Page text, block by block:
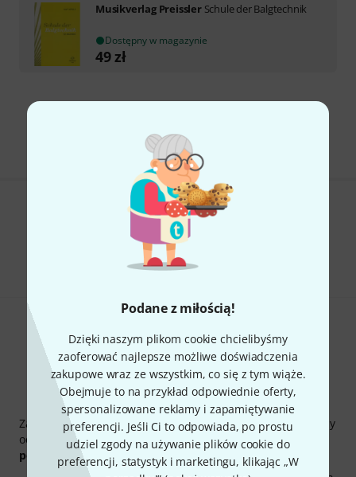
Podane z miłością!
Dzięki naszym plikom cookie chcielibyśmy
zaoferować najlepsze możliwe doświadczenia
zakupowe wraz ze wszystkim, co się z tym wiąże.
Obejmuje to na przykład odpowiednie oferty,
spersonalizowane reklamy i zapamiętywanie
preferencji. Jeśli Ci to odpowiada, po prostu
udziel zgody na używanie plików cookie do
preferencji, statystyk i marketingu, klikając „W
Musikverlag Preissler Schule der Balgtechnik
Dostępny w magazynie
49zł
Czy podoba Ci się to co widzisz?
Udostępnij
Thomann Newsletter
Zapisz się do Thomann Newsletter w języku polskim, a przy
odrobinie szczęścia możesz wygrać jeden z50 bonów
podarunkowychwarty 50 €